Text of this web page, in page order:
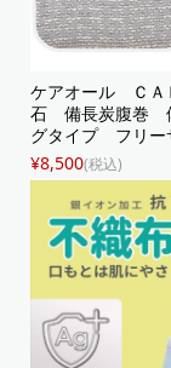
ケアオール ＣＡ
石 備長炭腹巻
グタイプ フリ
¥8,500(税込)